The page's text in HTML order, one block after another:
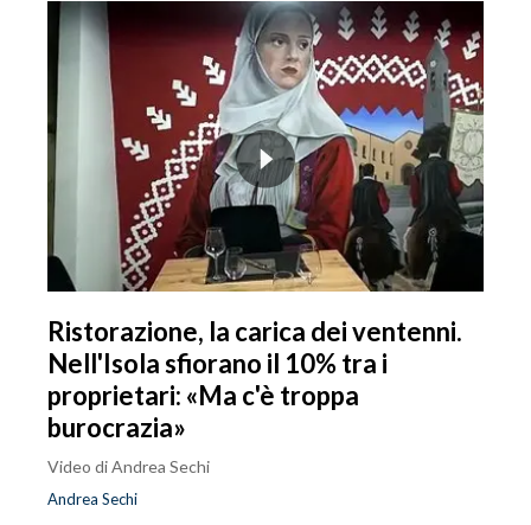
Ristorazione, la carica dei ventenni.
Nell'Isola sfiorano il 10% tra i
proprietari: «Ma c'è troppa
burocrazia»
Video di Andrea Sechi
Andrea Sechi